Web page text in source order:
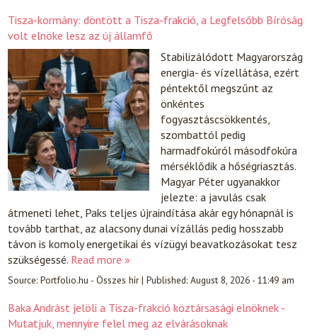
Tisza-kormány: döntött a Tisza-frakció, a Legfelsőbb Bíróság
volt elnöke lesz az új államfő
Stabilizálódott Magyarország
energia- és vízellátása, ezért
péntektől megszűnt az
önkéntes
fogyasztáscsökkentés,
szombattól pedig
harmadfokúról másodfokúra
mérséklődik a hőségriasztás.
Magyar Péter ugyanakkor
jelezte: a javulás csak
átmeneti lehet, Paks teljes újraindítása akár egy hónapnál is
tovább tarthat, az alacsony dunai vízállás pedig hosszabb
távon is komoly energetikai és vízügyi beavatkozásokat tesz
szükségessé. Read more »
Source:Portfolio.hu - Összes hír|Published:August 8, 2026 - 11:49 am
Baka Andrást jelöli a Tisza-frakció köztársasági elnöknek -
Mutatjuk, mennyire felel meg az elvárásoknak